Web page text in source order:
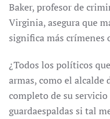
Baker, profesor de
Virginia, asegura que
significa más crímenes
¿Todos los políticos
armas, como el alcalde
completo de su
guardaespaldas si tal